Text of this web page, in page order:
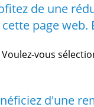
de une
cette page web.
Voulez-vous
d'une